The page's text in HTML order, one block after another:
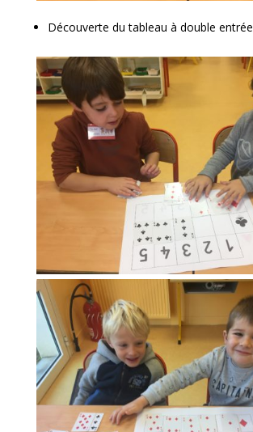
Découverte du tableau à double entrée